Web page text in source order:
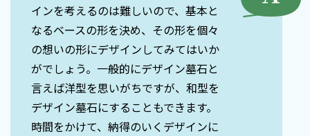
インを考えるのは難しいので、基本と
なるベースの形を決め、その形を個々
の想いの形にデザインしてみてはいか
がでしょう。一般的にデザイン墓石と
言えば洋型を思いがちですが、和型を
デザイン墓石にすることもできます。
時間をかけて、納得のいくデザインに